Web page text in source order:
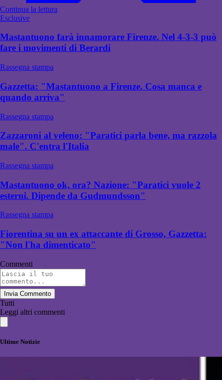
Continua la lettura
Esclusive
Mastantuono farà innamorare Firenze. Nel 4-3-3 può
fare i movimenti di Berardi
Rassegna stampa
Gazzetta: "Mastantuono a Firenze. Cosa manca e
quando arriva"
Rassegna stampa
Zazzaroni al veleno: "Paratici parla bene, ma razzola
male". C'entra l'Italia
Rassegna stampa
Mastantuono ok, ora? Nazione: "Paratici vuole 2
esterni. Dipende da Gudmundsson"
Rassegna stampa
Fiorentina su un ex attaccante di Grosso, Gazzetta:
"Non l'ha dimenticato"
Commenti
Invia Commento
Tutti
Leggi altri commenti
Ultime Notizie